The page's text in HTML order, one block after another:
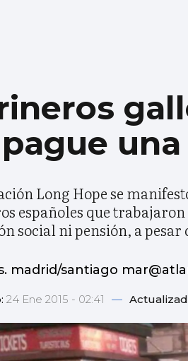
Long Hope se
españoles que
social ni pensión, a pesar
madrid/santiago
24 Ene 2015 - 02:41 —